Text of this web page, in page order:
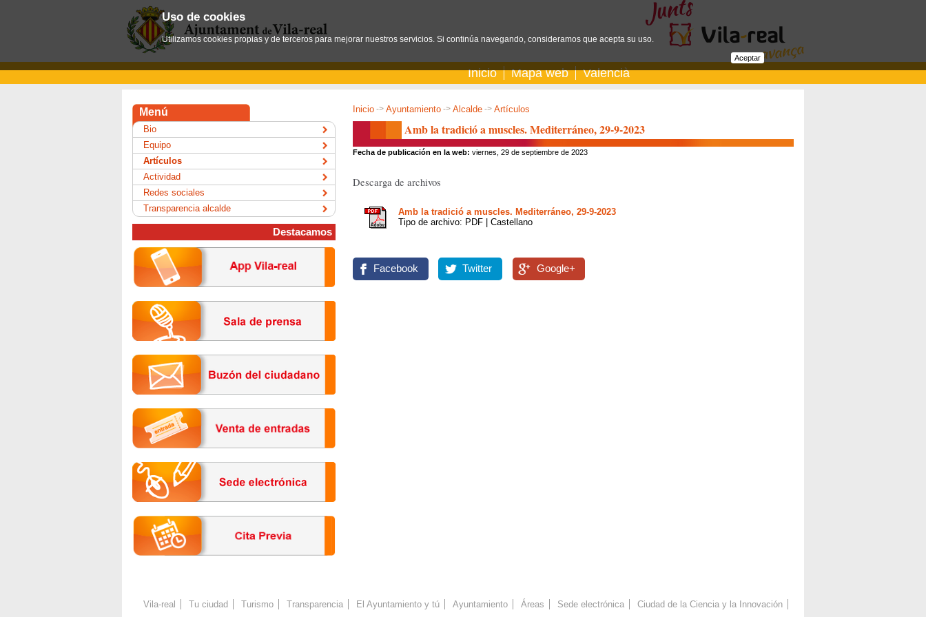
Inicio Mapa web Valencià
Inicio -> Ayuntamiento -> Alcalde -> Artículos
Amb la tradició a muscles. Mediterráneo, 29-9-2023
Fecha de publicación en la web: viernes, 29 de septiembre de 2023
Descarga de archivos
Amb la tradició a muscles. Mediterráneo, 29-9-2023
Tipo de archivo: PDF | Castellano
Facebook Twitter Google+
Menú
Bio
Equipo
Artículos
Actividad
Redes sociales
Transparencia alcalde
Destacamos
Vila-real Tu ciudad Turismo Transparencia El Ayuntamiento y tú Ayuntamiento Áreas Sede electrónica Ciudad de la Ciencia y la Innovación
Uso de cookies
Utilizamos cookies propias y de terceros para mejorar nuestros servicios. Si continúa navegando, consideramos que acepta su uso.
Aceptar